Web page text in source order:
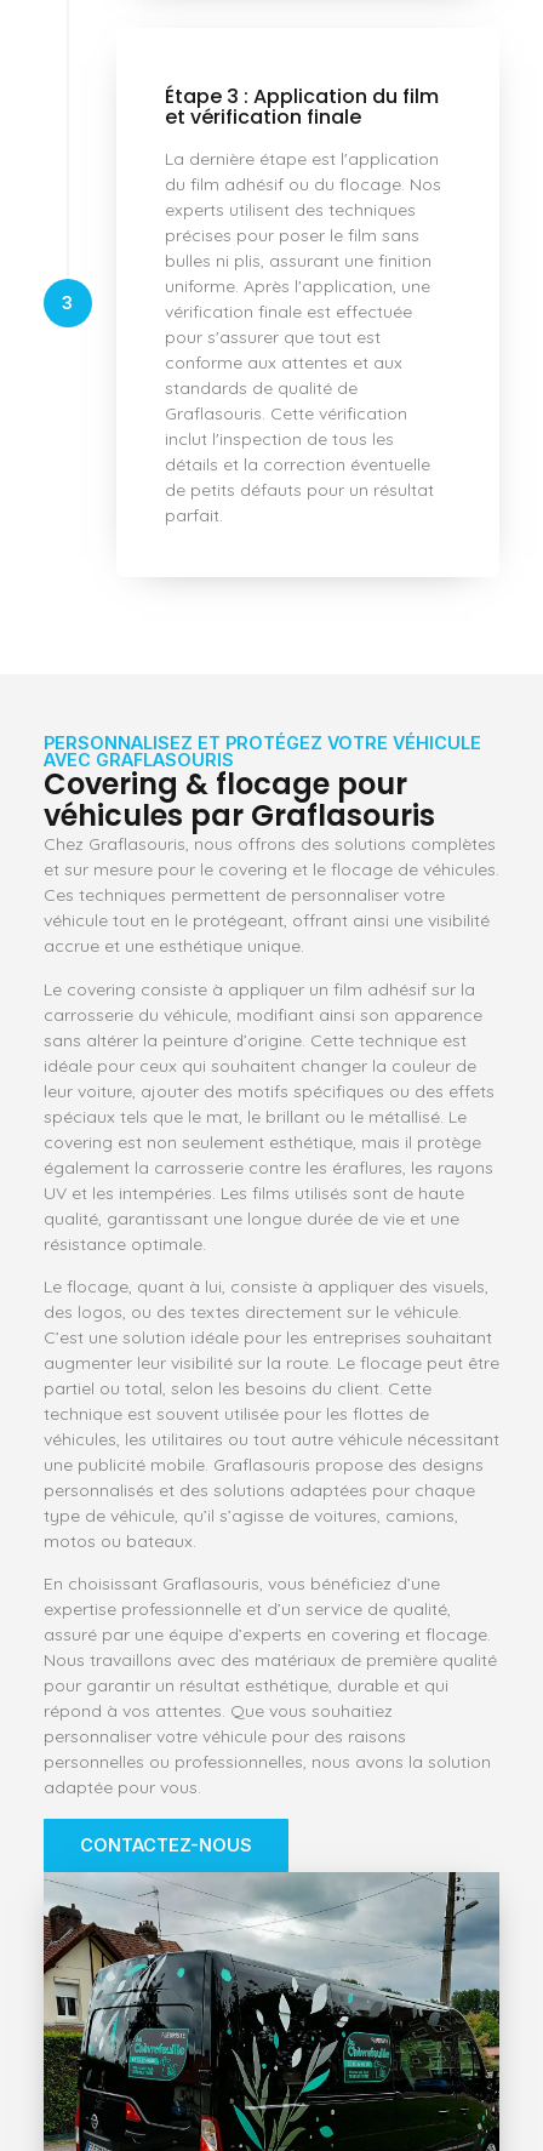
Étape 3 : Application du film
et vérification finale
La dernière étape est l'application
du film adhésif ou du flocage. Nos
experts utilisent des techniques
précises pour poser le film sans
bulles ni plis, assurant une finition
uniforme. Après l'application, une
vérification finale est effectuée
pour s'assurer que tout est
conforme aux attentes et aux
standards de qualité de
Graflasouris. Cette vérification
inclut l'inspection de tous les
détails et la correction éventuelle
de petits défauts pour un résultat
parfait.
3
PERSONNALISEZ ET PROTÉGEZ VOTRE VÉHICULE
AVEC GRAFLASOURIS
Covering & flocage pour
véhicules par Graflasouris
Chez Graflasouris, nous offrons des solutions complètes
et sur mesure pour le covering et le flocage de véhicules.
Ces techniques permettent de personnaliser votre
véhicule tout en le protégeant, offrant ainsi une visibilité
accrue et une esthétique unique.
Le covering consiste à appliquer un film adhésif sur la
carrosserie du véhicule, modifiant ainsi son apparence
sans altérer la peinture d’origine. Cette technique est
idéale pour ceux qui souhaitent changer la couleur de
leur voiture, ajouter des motifs spécifiques ou des effets
spéciaux tels que le mat, le brillant ou le métallisé. Le
covering est non seulement esthétique, mais il protège
également la carrosserie contre les éraflures, les rayons
UV et les intempéries. Les films utilisés sont de haute
qualité, garantissant une longue durée de vie et une
résistance optimale.
Le flocage, quant à lui, consiste à appliquer des visuels,
des logos, ou des textes directement sur le véhicule.
C’est une solution idéale pour les entreprises souhaitant
augmenter leur visibilité sur la route. Le flocage peut être
partiel ou total, selon les besoins du client. Cette
technique est souvent utilisée pour les flottes de
véhicules, les utilitaires ou tout autre véhicule nécessitant
une publicité mobile. Graflasouris propose des designs
personnalisés et des solutions adaptées pour chaque
type de véhicule, qu’il s’agisse de voitures, camions,
motos ou bateaux.
En choisissant Graflasouris, vous bénéficiez d’une
expertise professionnelle et d’un service de qualité,
assuré par une équipe d’experts en covering et flocage.
Nous travaillons avec des matériaux de première qualité
pour garantir un résultat esthétique, durable et qui
répond à vos attentes. Que vous souhaitiez
personnaliser votre véhicule pour des raisons
personnelles ou professionnelles, nous avons la solution
adaptée pour vous.
CONTACTEZ-NOUS